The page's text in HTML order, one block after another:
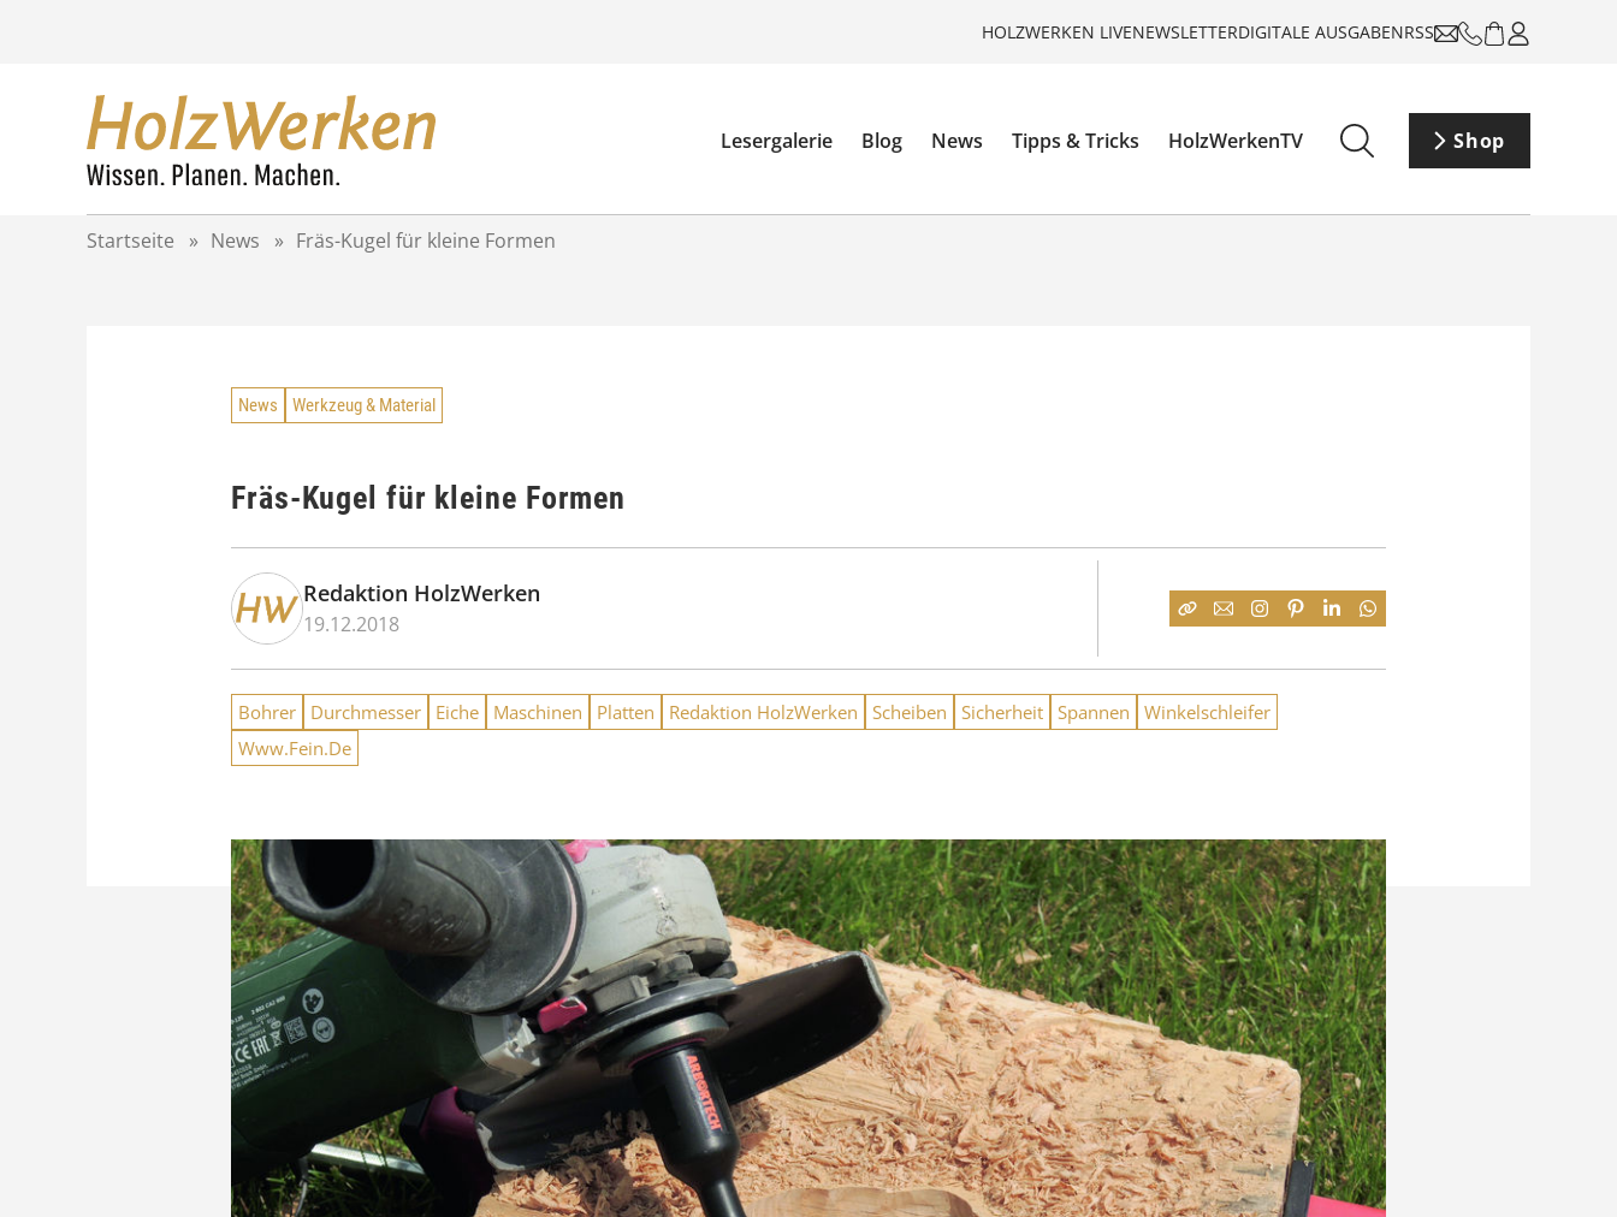
HOLZWERKEN LIVENEWSLETTERDIGITALE AUSGABENRSS
Lesergalerie Blog News Tipps & Tricks HolzWerkenTV Shop
Startseite » News » Fräs-Kugel für kleine Formen
News Werkzeug & Material
Fräs-Kugel für kleine Formen
Redaktion HolzWerken
19.12.2018
Bohrer Durchmesser Eiche Maschinen Platten Redaktion HolzWerken Scheiben Sicherheit Spannen
Winkelschleifer
Www.Fein.De